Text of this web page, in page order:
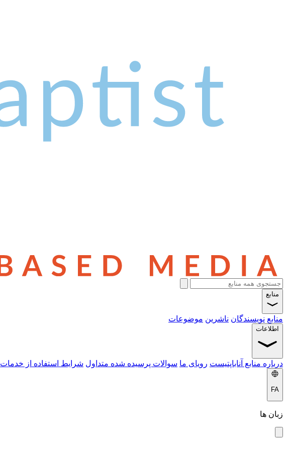
منابع
منابع نویسندگان ناشرین موضوعات
اطلاعات
درباره منابع آناباپتیست رویای ما سوالات پرسیده شده متداول شرایط استفاده از خدمات
FA
زبان ها